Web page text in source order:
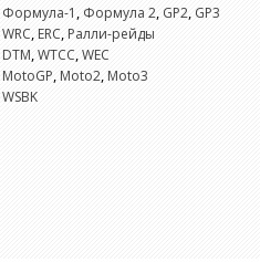
Формула-1 , Формула 2, GP2, GP3
WRC,ERC,Ралли-рейды
DTM,WTCC,WEC
MotoGP,Moto2,Moto3
WSBK